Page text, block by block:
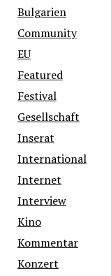
Bulgarien
Community
EU
Featured
Festival
Gesellschaft
Inserat
International
Internet
Interview
Kino
Kommentar
Konzert